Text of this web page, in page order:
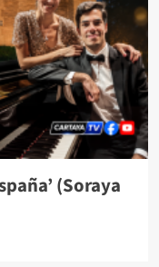
(Soraya